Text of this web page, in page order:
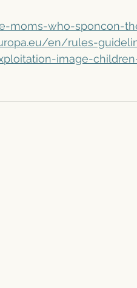
moms-who-sponcon-
en/rules-
image-